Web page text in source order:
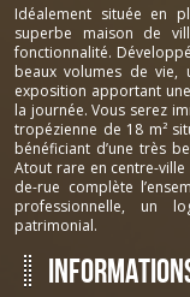
Copropriété : NON
Infos Financières
Prix de vente :264
Les honoraires
charge du vendeur
Taxe foncière
Réf: 914
Idéalement située en
superbe maison de
fonctionnalité.
beaux volumes de vie,
exposition apportant
la journée. Vous serez
tropézienne de 18 m²
bénéficiant d’une très
Atout rare en centre-
de-rue complète
professionnelle, un
patrimonial.